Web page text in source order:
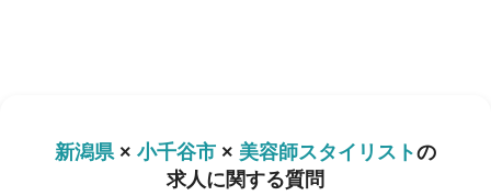
新潟県 × 小千谷市 × 美容師スタイリストの
求人に関する質問